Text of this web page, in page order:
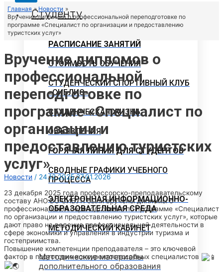
Студенту
РАСПИСАНИЕ ЗАНЯТИЙ
СТОИМОСТЬ ОБУЧЕНИЯ
СТУДЕНЧЕСКИЙ СПОРТИВНЫЙ КЛУБ
«СИБЛИС»
СТУДЕНЧЕСКАЯ ЖИЗНЬ
ОБЪЯВЛЕНИЯ
ГОРЯЧАЯ ЛИНИЯ ДЛЯ СТУДЕНТОВ
СВОДНЫЕ ГРАФИКИ УЧЕБНОГО
ПРОЦЕССА
ЭЛЕКТРОННАЯ ИНФОРМАЦИОННО-
ОБРАЗОВАТЕЛЬНАЯ СРЕДА
МЕТОДИЧЕСКИЙ КАБИНЕТ
Методические материалы
дополнительного образования
Главная
Новости
Вручение дипломов о профессиональной переподготовке по
программе «Специалист по организации и предоставлению
туристских услуг»
Вручение дипломов о
профессиональной
переподготовке по
программе «Специалист по
организации и
предоставлению туристских
услуг»
Новости / 24.12.202527.01.2026
23 декабря 2025 года профессорско-преподавательскому
составу АНО ВО СИБУП были вручены дипломы о
профессиональной переподготовке по программе «Специалист
по организации и предоставлению туристских услуг», которые
дают право на ведение профессиональной деятельности в
сфере экономики и управления в индустрии туризма и
гостеприимства.
Повышение компетенции преподавателя – это ключевой
фактор в подготовке конкурентоспособных специалистов